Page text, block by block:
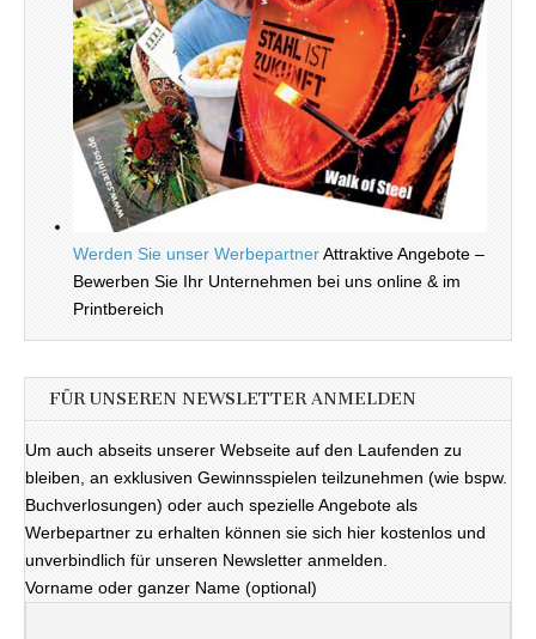
Werden Sie unser WerbepartnerAttraktive Angebote –
Bewerben Sie Ihr Unternehmen bei uns online & im
Printbereich
FÜR UNSEREN NEWSLETTER ANMELDEN
Um auch abseits unserer Webseite auf den Laufenden zu
bleiben, an exklusiven Gewinnsspielen teilzunehmen (wie bspw.
Buchverlosungen) oder auch spezielle Angebote als
Werbepartner zu erhalten können sie sich hier kostenlos und
unverbindlich für unseren Newsletter anmelden.
Vorname oder ganzer Name (optional)